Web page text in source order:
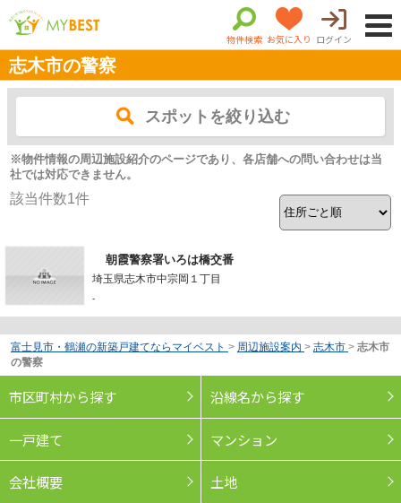
物件検索 お気に入り ログイン
志木市の警察
スポットを絞り込む
※物件情報の周辺施設紹介のページであり、各店舗への問い合わせは当
社では対応できません。
該当件数1件
朝霞警察署いろは橋交番
埼玉県志木市中宗岡１丁目
-
富士見市・鶴瀬の新築戸建てならマイベスト > 周辺施設案内 > 志木市 > 志木市
の警察
市区町村から探す 沿線名から探す
一戸建て マンション
会社概要 土地